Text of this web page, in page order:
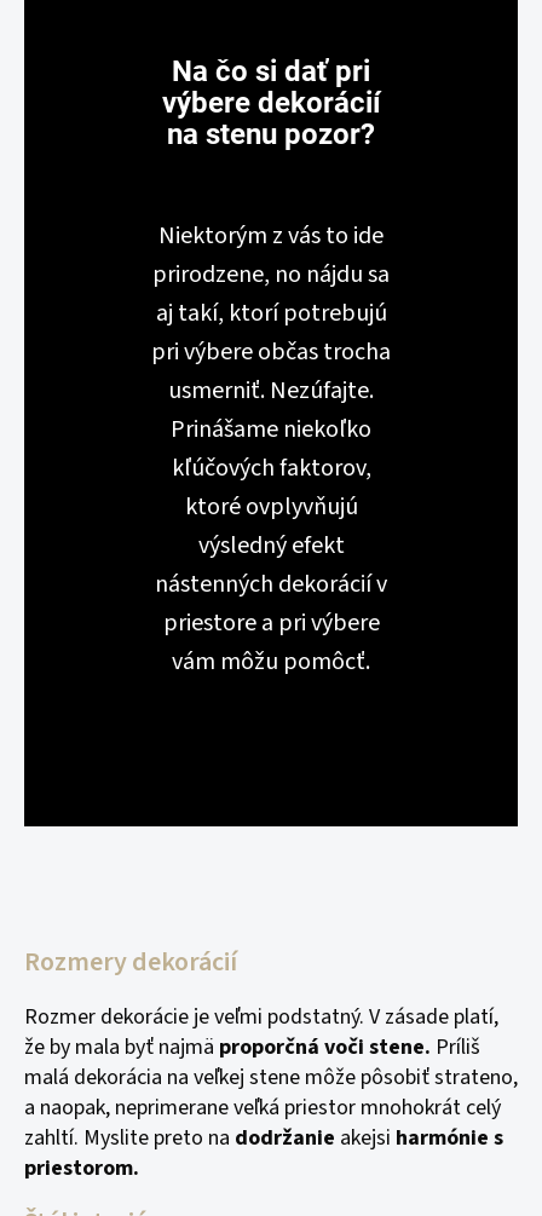
Na čo si dať pri
výbere dekorácií
na stenu pozor?
Niektorým z vás to ide
prirodzene, no nájdu sa
aj takí, ktorí potrebujú
pri výbere občas trocha
usmerniť. Nezúfajte.
Prinášame niekoľko
kľúčových faktorov,
ktoré ovplyvňujú
výsledný efekt
nástenných dekorácií v
priestore a pri výbere
vám môžu pomôcť.
Rozmery dekorácií
Rozmer dekorácie je veľmi podstatný. V zásade platí,
že by mala byť najmä proporčná voči stene. Príliš
malá dekorácia na veľkej stene môže pôsobiť strateno,
a naopak, neprimerane veľká priestor mnohokrát celý
zahltí. Myslite preto na dodržanie akejsi harmónie s
priestorom.